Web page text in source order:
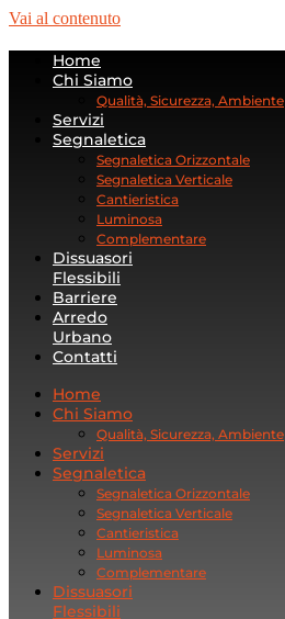
Vai al contenuto
Home
Chi Siamo
Qualità, Sicurezza, Ambiente
Servizi
Segnaletica
Segnaletica Orizzontale
Segnaletica Verticale
Cantieristica
Luminosa
Complementare
Dissuasori
Flessibili
Barriere
Arredo
Urbano
Contatti
Home
Chi Siamo
Qualità, Sicurezza, Ambiente
Servizi
Segnaletica
Segnaletica Orizzontale
Segnaletica Verticale
Cantieristica
Luminosa
Complementare
Dissuasori
Flessibili